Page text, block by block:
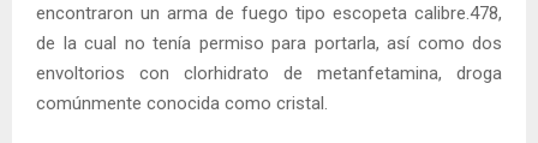
encontraron un arma de fuego tipo escopeta calibre.478,
de la cual no tenía permiso para portarla, así como dos
envoltorios con clorhidrato de metanfetamina, droga
comúnmente conocida como cristal.